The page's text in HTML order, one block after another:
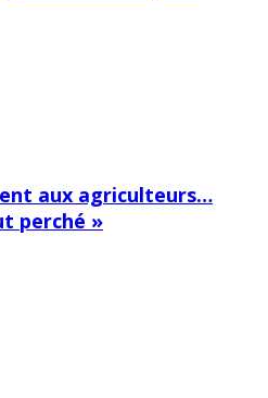
aux agriculteurs…
perché »